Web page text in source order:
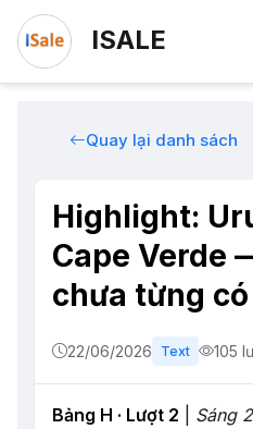
ISALE
Quay lại danh sách
Highlight:
Cape Verde
chưa từng
22/06/2026 Text 105
Bảng H · Lượt 2
Sáng